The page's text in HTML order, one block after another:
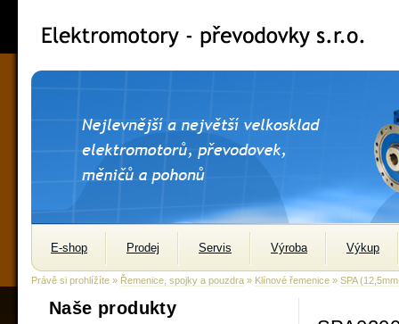
E-shop Prodej Servis Výroba Výkup
Právě si prohlížíte » Řemenice, spojky a pouzdra » Klínové řemenice » SPA
Naše produkty